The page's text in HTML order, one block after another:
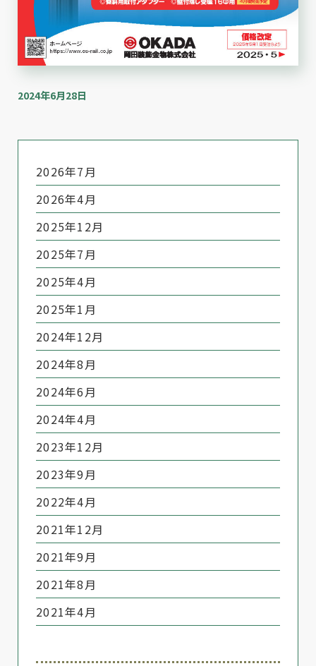
2024年6月28日
2026年7月
2026年4月
2025年12月
2025年7月
2025年4月
2025年1月
2024年12月
2024年8月
2024年6月
2024年4月
2023年12月
2023年9月
2022年4月
2021年12月
2021年9月
2021年8月
2021年4月